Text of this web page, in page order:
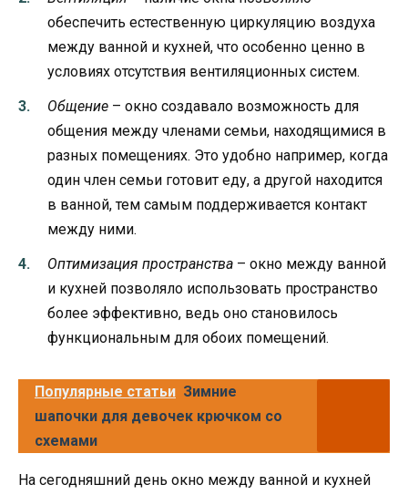
обеспечить естественную циркуляцию воздуха
между ванной и кухней, что особенно ценно в
условиях отсутствия вентиляционных систем.
Общение – окно создавало возможность для
общения между членами семьи, находящимися в
разных помещениях. Это удобно например, когда
один член семьи готовит еду, а другой находится
в ванной, тем самым поддерживается контакт
между ними.
Оптимизация пространства – окно между ванной
и кухней позволяло использовать пространство
более эффективно, ведь оно становилось
функциональным для обоих помещений.
Популярные статьи Зимние
шапочки для девочек крючком со
схемами
На сегодняшний день окно между ванной и кухней